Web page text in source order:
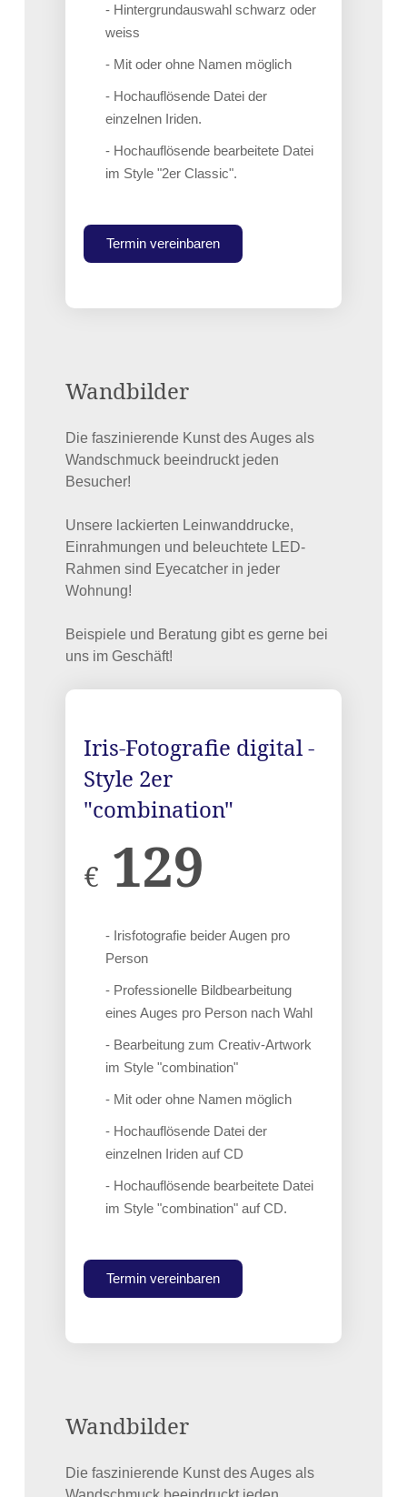
Wandbilder
Die faszinierende Kunst des Auges als
Wandschmuck beeindruckt jeden
Besucher!
Unsere lackierten Leinwanddrucke,
Einrahmungen und beleuchtete LED-
Rahmen sind Eyecatcher in jeder
Wohnung!
Beispiele und Beratung gibt es gerne bei
uns im Geschäft!
- Hintergrundauswahl schwarz oder
weiss
- Mit oder ohne Namen möglich
- Hochauflösende Datei der
einzelnen Iriden.
- Hochauflösende bearbeitete Datei
im Style "2er Classic".
Termin vereinbaren
Wandbilder
Die faszinierende Kunst des Auges als
Iris-Fotografie digital -
Style 2er
"combination"
€ 129
- Irisfotografie beider Augen pro
Person
- Professionelle Bildbearbeitung
eines Auges pro Person nach Wahl
- Bearbeitung zum Creativ-Artwork
im Style "combination"
- Mit oder ohne Namen möglich
- Hochauflösende Datei der
einzelnen Iriden auf CD
- Hochauflösende bearbeitete Datei
im Style "combination" auf CD.
Termin vereinbaren